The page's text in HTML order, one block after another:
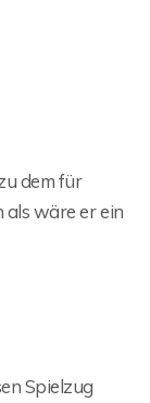
dem für
als wäre er ein
Spielzug